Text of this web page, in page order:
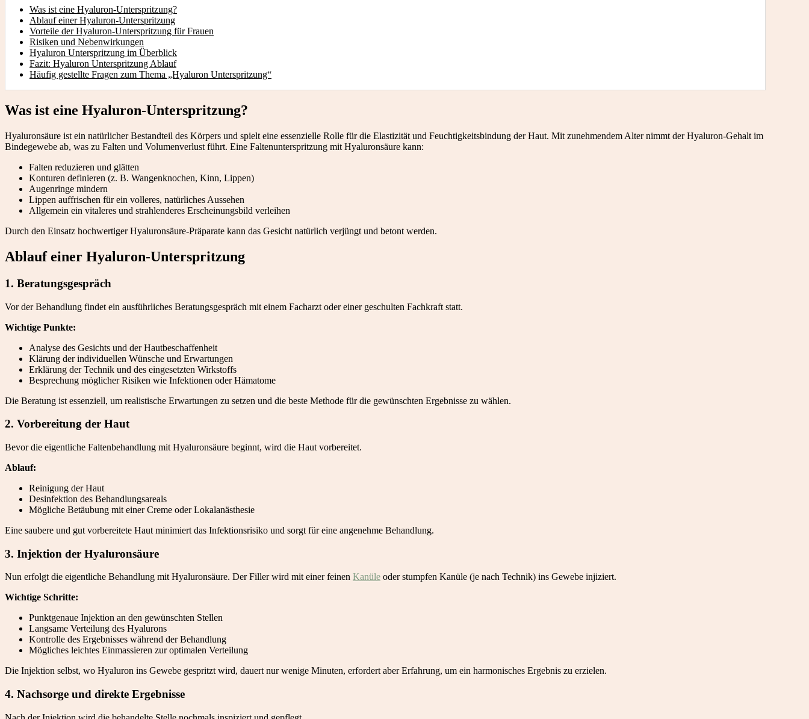
Was ist eine Hyaluron-Unterspritzung?
Ablauf einer Hyaluron-Unterspritzung
Vorteile der Hyaluron-Unterspritzung für Frauen
Risiken und Nebenwirkungen
Hyaluron Unterspritzung im Überblick
Fazit: Hyaluron Unterspritzung Ablauf
Häufig gestellte Fragen zum Thema „Hyaluron Unterspritzung“
Was ist eine Hyaluron-Unterspritzung?
Hyaluronsäure ist ein natürlicher Bestandteil des Körpers und spielt eine essenzielle Rolle für die Elastizität und Feuchtigkeitsbindung der Haut. Mit zunehmendem Alter nimmt der Hyaluron-Gehalt im
Bindegewebe ab, was zu Falten und Volumenverlust führt. Eine Faltenunterspritzung mit Hyaluronsäure kann:
Falten reduzieren und glätten
Konturen definieren (z. B. Wangenknochen, Kinn, Lippen)
Augenringe mindern
Lippen auffrischen für ein volleres, natürliches Aussehen
Allgemein ein vitaleres und strahlenderes Erscheinungsbild verleihen
Durch den Einsatz hochwertiger Hyaluronsäure-Präparate kann das Gesicht natürlich verjüngt und betont werden.
Ablauf einer Hyaluron-Unterspritzung
1. Beratungsgespräch
Vor der Behandlung findet ein ausführliches Beratungsgespräch mit einem Facharzt oder einer geschulten Fachkraft statt.
Wichtige Punkte:
Analyse des Gesichts und der Hautbeschaffenheit
Klärung der individuellen Wünsche und Erwartungen
Erklärung der Technik und des eingesetzten Wirkstoffs
Besprechung möglicher Risiken wie Infektionen oder Hämatome
Die Beratung ist essenziell, um realistische Erwartungen zu setzen und die beste Methode für die gewünschten Ergebnisse zu wählen.
2. Vorbereitung der Haut
Bevor die eigentliche Faltenbehandlung mit Hyaluronsäure beginnt, wird die Haut vorbereitet.
Ablauf:
Reinigung der Haut
Desinfektion des Behandlungsareals
Mögliche Betäubung mit einer Creme oder Lokalanästhesie
Eine saubere und gut vorbereitete Haut minimiert das Infektionsrisiko und sorgt für eine angenehme Behandlung.
3. Injektion der Hyaluronsäure
Nun erfolgt die eigentliche Behandlung mit Hyaluronsäure. Der Filler wird mit einer feinen Kanüle oder stumpfen Kanüle (je nach Technik) ins Gewebe injiziert.
Wichtige Schritte:
Punktgenaue Injektion an den gewünschten Stellen
Langsame Verteilung des Hyalurons
Kontrolle des Ergebnisses während der Behandlung
Mögliches leichtes Einmassieren zur optimalen Verteilung
Die Injektion selbst, wo Hyaluron ins Gewebe gespritzt wird, dauert nur wenige Minuten, erfordert aber Erfahrung, um ein harmonisches Ergebnis zu erzielen.
4. Nachsorge und direkte Ergebnisse